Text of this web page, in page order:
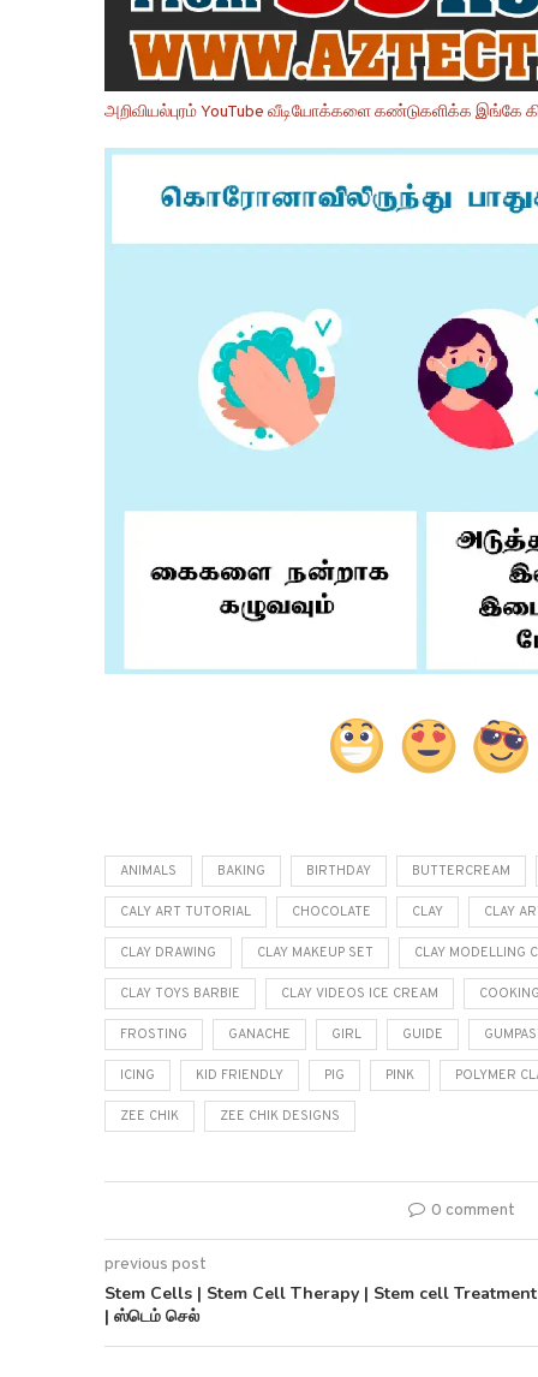
அறிவியல்புரம் YouTube வீடியோக்களை கண்டுகளிக்க இங்கே
ANIMALS BAKING BIRTHDAY BUTTERCREAM
CALY ART TUTORIAL CHOCOLATE CLAY CLAY
CLAY DRAWING CLAY MAKEUP SET CLAY MODELLING
CLAY TOYS BARBIE CLAY VIDEOS ICE CREAM COOKING
FROSTING GANACHE GIRL GUIDE
ICING KID FRIENDLY PIG PINK POLYMER
ZEE CHIK ZEE CHIK DESIGNS
0 comment
previous post
Stem Cells | Stem Cell Therapy | Stem cell Treatment
| ஸ்டெம் செல்